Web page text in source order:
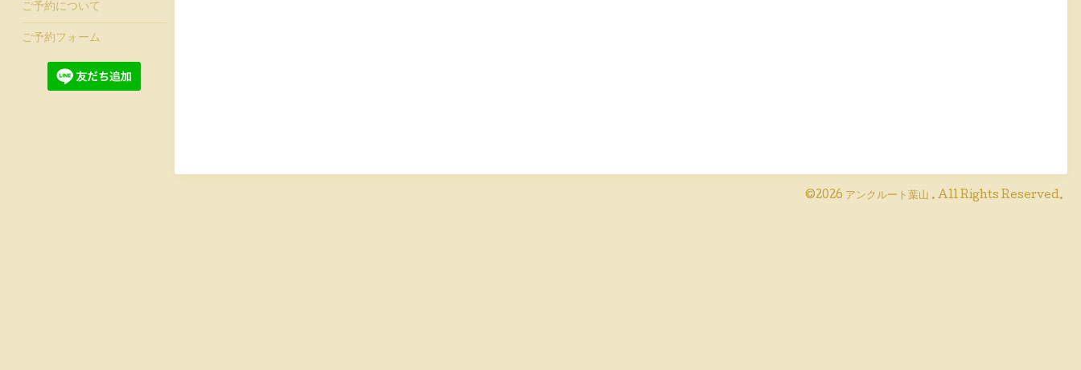
©2026 アンクルート葉山 . All Rights Reserved.
ご予約について
ご予約フォーム